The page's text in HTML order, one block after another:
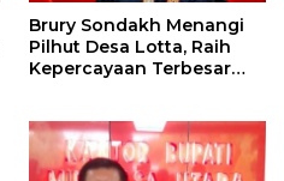
Brury Sondakh Menangi
Pilhut Desa Lotta, Raih
Kepercayaan Terbesar